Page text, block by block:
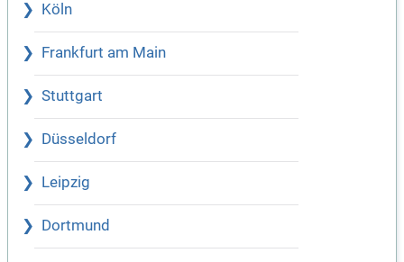
Köln
Frankfurt am Main
Stuttgart
Düsseldorf
Leipzig
Dortmund